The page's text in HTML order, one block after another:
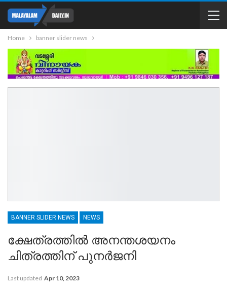
Home banner slider news
BANNER SLIDER NEWS NEWS
ക്ഷേത്രത്തിൽ അനന്തശയനം
ചിത്രത്തിന് പുനർജനി
Last updated Apr 10, 2023